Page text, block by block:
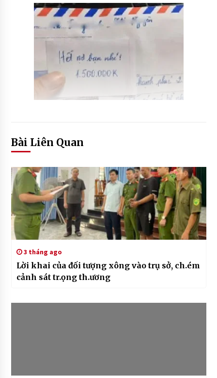
Bài Liên Quan
3 tháng ago
Lời khai của đối tượng xông vào trụ sở, ch.ém
cảnh sát tr.ọng th.ương